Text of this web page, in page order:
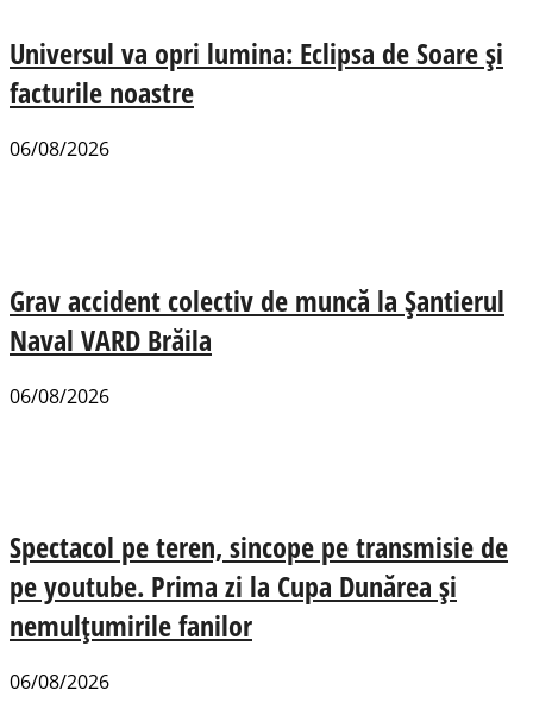
Universul va opri lumina: Eclipsa de Soare și
facturile noastre
06/08/2026
Grav accident colectiv de muncă la Șantierul
Naval VARD Brăila
06/08/2026
Spectacol pe teren, sincope pe transmisie de
pe youtube. Prima zi la Cupa Dunărea și
nemulțumirile fanilor
06/08/2026